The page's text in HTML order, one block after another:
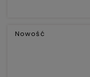
Lakier hybrydowy
Nowość